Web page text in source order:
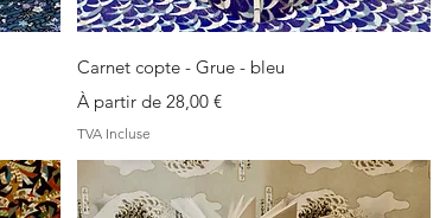
Aperçu rapide
Carnet copte - Grue - bleu
À partir de 28,00 €
Prix promotionnel
TVA Incluse